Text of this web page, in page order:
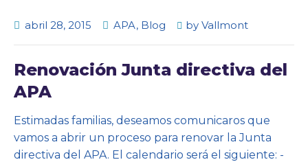
abril 28, 2015 APA, Blog by Vallmont
Renovación Junta directiva del
APA
Estimadas familias, deseamos comunicaros que
vamos a abrir un proceso para renovar la Junta
directiva del APA. El calendario será el siguiente: -